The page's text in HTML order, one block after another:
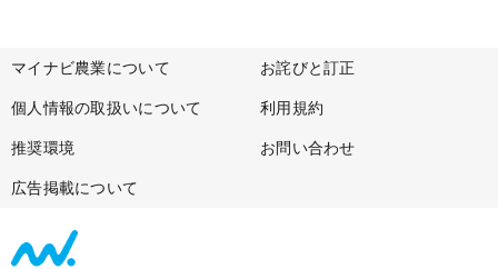
マイナビ農業について お詫びと訂正
個人情報の取扱いについて 利用規約
推奨環境 お問い合わせ
広告掲載について